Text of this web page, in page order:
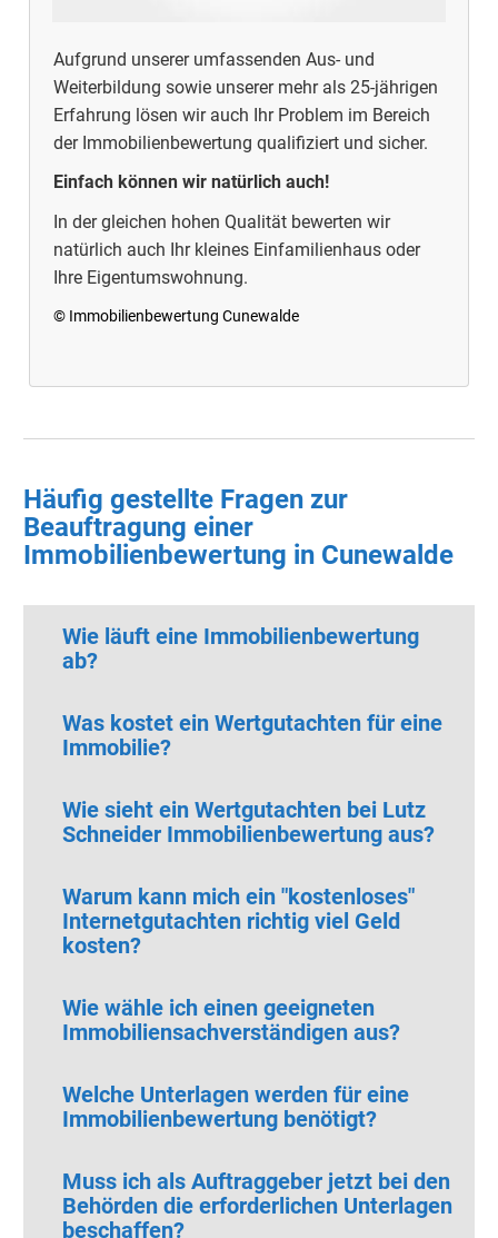
Aufgrund unserer umfassenden Aus- und
Weiterbildung sowie unserer mehr als 25-jährigen
Erfahrung lösen wir auch Ihr Problem im Bereich
der Immobilienbewertung qualifiziert und sicher.
Einfach können wir natürlich auch!
In der gleichen hohen Qualität bewerten wir
natürlich auch Ihr kleines Einfamilienhaus oder
Ihre Eigentumswohnung.
© Immobilienbewertung Cunewalde
Häufig gestellte Fragen zur
Beauftragung einer
Immobilienbewertung in Cunewalde
Wie läuft eine Immobilienbewertung
ab?
Was kostet ein Wertgutachten für eine
Immobilie?
Wie sieht ein Wertgutachten bei Lutz
Schneider Immobilienbewertung aus?
Warum kann mich ein "kostenloses"
Internetgutachten richtig viel Geld
kosten?
Wie wähle ich einen geeigneten
Immobiliensachverständigen aus?
Welche Unterlagen werden für eine
Immobilienbewertung benötigt?
Muss ich als Auftraggeber jetzt bei den
Behörden die erforderlichen Unterlagen
beschaffen?